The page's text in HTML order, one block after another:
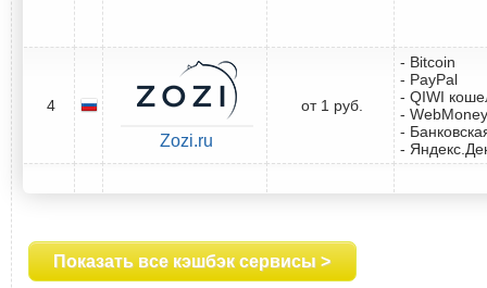
4
Zozi.ru
от 1 руб.
- Bitcoin
- PayPal
- QIWI
- WebMoney
-
-
Показать все кэшбэк сервисы >